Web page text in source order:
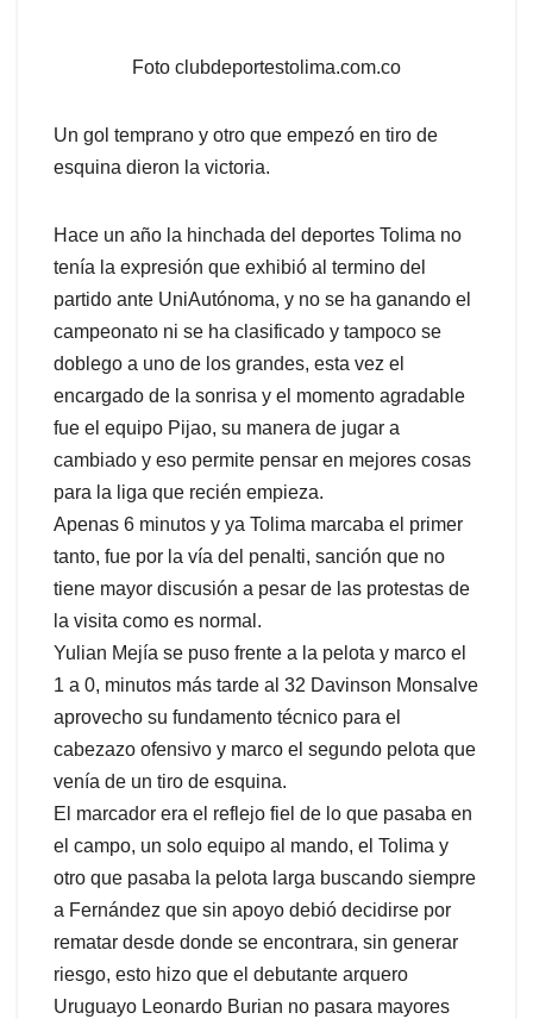
Foto clubdeportestolima.com.co
Un gol temprano y otro que empezó en tiro de
esquina dieron la victoria.
Hace un año la hinchada del deportes Tolima no
tenía la expresión que exhibió al termino del
partido ante UniAutónoma, y no se ha ganando el
campeonato ni se ha clasificado y tampoco se
doblego a uno de los grandes, esta vez el
encargado de la sonrisa y el momento agradable
fue el equipo Pijao, su manera de jugar a
cambiado y eso permite pensar en mejores cosas
para la liga que recién empieza.
Apenas 6 minutos y ya Tolima marcaba el primer
tanto, fue por la vía del penalti, sanción que no
tiene mayor discusión a pesar de las protestas de
la visita como es normal.
Yulian Mejía se puso frente a la pelota y marco el
1 a 0, minutos más tarde al 32 Davinson Monsalve
aprovecho su fundamento técnico para el
cabezazo ofensivo y marco el segundo pelota que
venía de un tiro de esquina.
El marcador era el reflejo fiel de lo que pasaba en
el campo, un solo equipo al mando, el Tolima y
otro que pasaba la pelota larga buscando siempre
a Fernández que sin apoyo debió decidirse por
rematar desde donde se encontrara, sin generar
riesgo, esto hizo que el debutante arquero
Uruguayo Leonardo Burian no pasara mayores